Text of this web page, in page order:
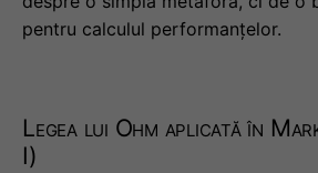
pentru calculul performanțelor.
Legea lui Ohm aplicată în
I)